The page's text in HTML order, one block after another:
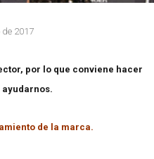
de 2017
por lo que conviene hacer
ayudarnos.
de la marca.